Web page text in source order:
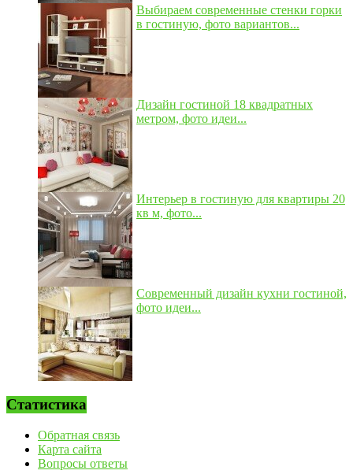
Выбираем современные стенки горки
в гостиную, фото вариантов...
Дизайн гостиной 18 квадратных
метром, фото идеи...
Интерьер в гостиную для квартиры 20
кв м, фото...
Современный дизайн кухни гостиной,
фото идеи...
Статистика
Обратная связь
Карта сайта
Вопросы ответы